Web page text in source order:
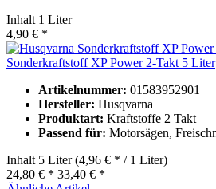
Inhalt 1 Liter
4,90 € *
Sonderkraftstoff XP Power 2-Takt 5 Liter
Artikelnummer: 01583952901
Hersteller: Husqvarna
Produktart: Kraftstoffe 2 Takt
Passend für: Motorsägen,
Inhalt 5 Liter(4,96 € * / 1 Liter)
24,80 € * 33,40 € *